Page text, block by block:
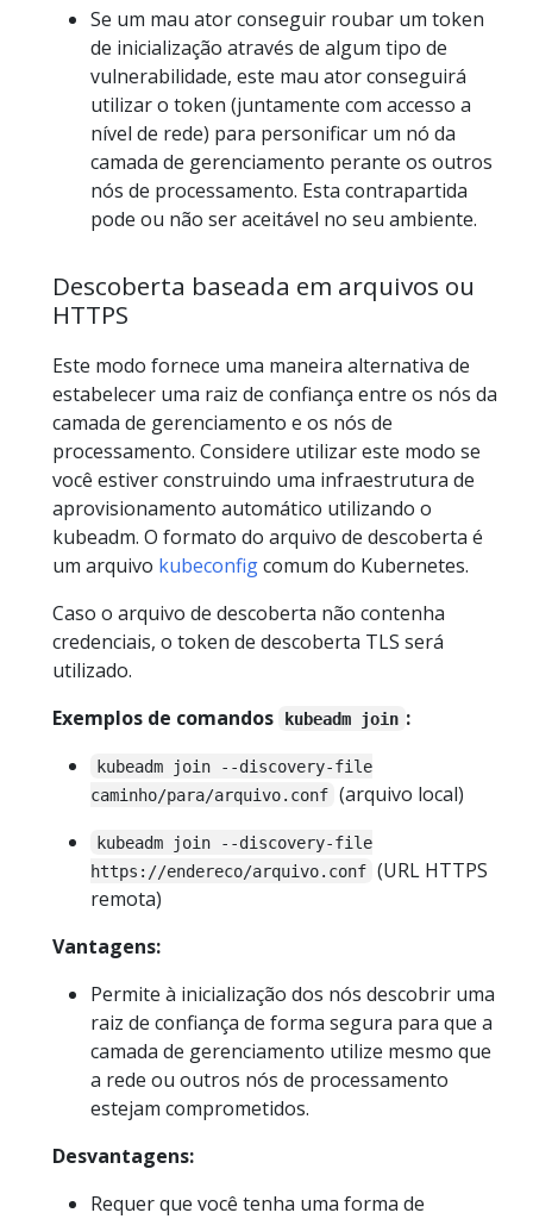
Se um mau ator conseguir roubar um token
de inicialização através de algum tipo de
vulnerabilidade, este mau ator conseguirá
utilizar o token (juntamente com accesso a
nível de rede) para personificar um nó da
camada de gerenciamento perante os outros
nós de processamento. Esta contrapartida
pode ou não ser aceitável no seu ambiente.
Descoberta baseada em arquivos ou
HTTPS
Este modo fornece uma maneira alternativa de
estabelecer uma raiz de confiança entre os nós da
camada de gerenciamento e os nós de
processamento. Considere utilizar este modo se
você estiver construindo uma infraestrutura de
aprovisionamento automático utilizando o
kubeadm. O formato do arquivo de descoberta é
um arquivo kubeconfigcomum do Kubernetes.
Caso o arquivo de descoberta não contenha
credenciais, o token de descoberta TLS será
utilizado.
Exemplos de comandos
kubeadm join :
kubeadm join --discovery-file
caminho/para/arquivo.conf (arquivo local)
kubeadm join --discovery-file
https://endereco/arquivo.conf (URL HTTPS
remota)
Vantagens:
Permite à inicialização dos nós descobrir uma
raiz de confiança de forma segura para que a
camada de gerenciamento utilize mesmo que
a rede ou outros nós de processamento
estejam comprometidos.
Desvantagens:
Requer que você tenha uma forma de